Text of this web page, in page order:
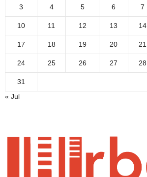
3 4 5 6 7
10 11 12 13 14
17 18 19 20 21
24 25 26 27 28
31
« Jul